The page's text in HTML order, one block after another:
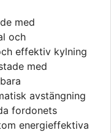
med
och
effektiv kylning
med
avstängning
fordonets
energieffektiva